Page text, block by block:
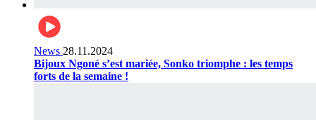
News 28.11.2024
Bijoux Ngoné s’est mariée, Sonko triomphe : les temps
forts de la semaine !